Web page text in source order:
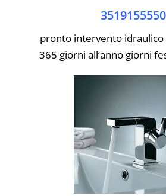
3519155550
pronto intervento idraulico
365 giorni all’anno giorni